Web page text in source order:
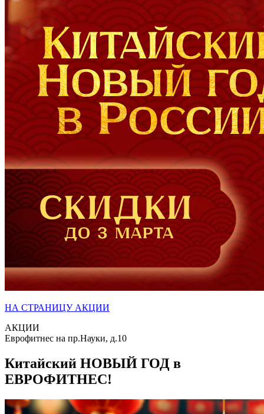
НА СТРАНИЦУ АКЦИИ
АКЦИИ
Еврофитнес на пр.Науки, д.10
Китайский НОВЫЙ ГОД в
ЕВРОФИТНЕС!